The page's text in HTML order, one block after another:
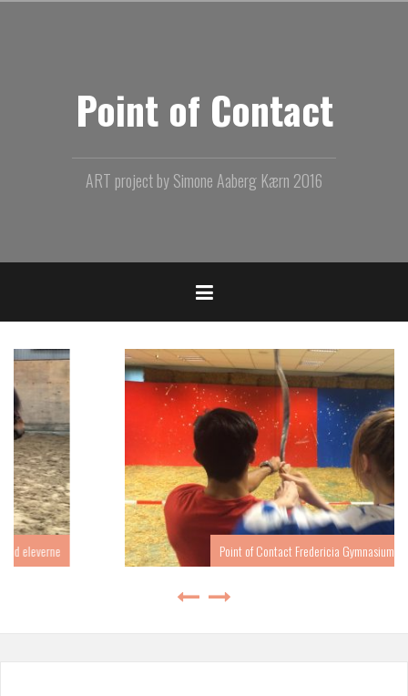
Point of Contact
ART project by Simone Aaberg Kærn 2016
Point of Contact Fredericia Gymnasium forår 2017